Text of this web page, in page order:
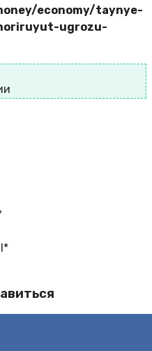
economy/taynye-
ugrozu-